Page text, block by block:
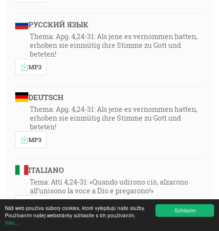
Súhlasím
Náš web používa súbory cookies, ktoré vylepšujú naše služby.
Používaním našej webstránky súhlasíte s ich používaním.
Viac...
РУССКИЙ ЯЗЫК
Thema: Apg. 4,24-31: Als jene es vernommen hatten,
erhoben sie einmütig ihre Stimme zu Gott und
beteten!
MP3
DEUTSCH
Thema: Apg. 4,24-31: Als jene es vernommen hatten,
erhoben sie einmütig ihre Stimme zu Gott und
beteten!
MP3
ITALIANO
Tema: Atti 4,24-31: «Quando udirono ciò, alzarono
all’unisono la voce a Dio e pregarono!»